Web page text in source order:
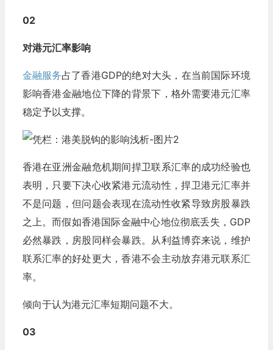
02
对港元汇率影响
金融服务占了香港GDP的绝对大头，在当前国际环境
影响香港金融地位下降的背景下，格外需要港元汇率
稳定予以支撑。
香港在亚洲金融危机期间捍卫联系汇率的成功经验也
表明，只要下决心收紧港元流动性，捍卫港元汇率并
不是问题，但问题会表现在流动性收紧导致房股暴跌
之上。而假如香港国际金融中心地位彻底丢失，GDP
必然暴跌，房股同样会暴跌。从利益博弈来说，维护
联系汇率的好处更大，香港不会主动放弃港元联系汇
率。
倾向于认为港元汇率短期问题不大。
03